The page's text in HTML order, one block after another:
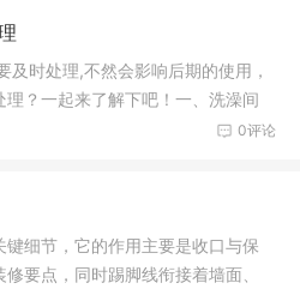
及时处理,不然会影响后期的使用，
？一起来了解下吧！一、洗澡间
0评论
细节，它的作用主要是收口与保
要点，同时踢脚线衔接着墙面、